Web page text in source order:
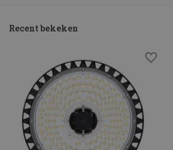
Recent bekeken